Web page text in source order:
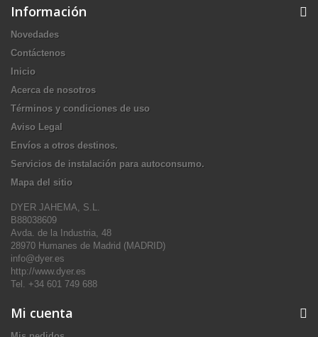
Información
Novedades
Contáctenos
Inicio
Acerca de nosotros
Términos y condiciones de uso
Aviso Legal
Envíos a otros destinos.
Servicios de instalación para autoconsumo.
Mapa del sitio
DYER JAHEMA, S.L.
B88038609
Avda. de la Industria, 48
28970 Humanes de Madrid (MADRID)
info@dyer.es
http://www.dyer.es
Tel. +34 601 749 688
Mi cuenta